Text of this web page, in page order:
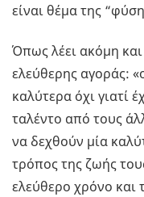
είναι θέμα της
Όπως λέει ακόμη
ελεύθερης αγοράς:
καλύτερα όχι γιατί
ταλέντο από τους
να δεχθούν μία
τρόπος της ζωής
ελεύθερο χρόνο και